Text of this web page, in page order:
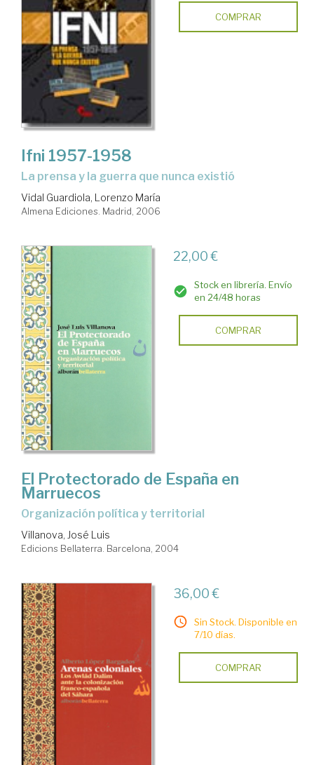
COMPRAR
Ifni 1957-1958
la prensa y la guerra que nunca existió
Vidal Guardiola, Lorenzo María
Almena Ediciones. Madrid, 2006
22,00 €
Stock en librería. Envío
en 24/48 horas
COMPRAR
El Protectorado de España en
Marruecos
organización política y territorial
Villanova, José Luis
Edicions Bellaterra. Barcelona, 2004
36,00 €
Sin Stock. Disponible en
7/10 días.
COMPRAR